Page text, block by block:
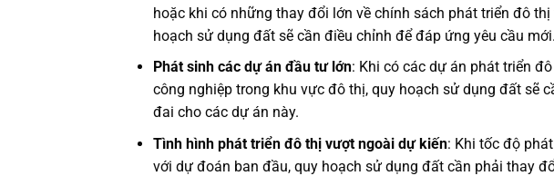
hoặc khi có những thay đổi lớn về chính sách phát triển đô
hoạch sử dụng đất sẽ cần điều chỉnh để đáp ứng yêu cầu mới.
Phát sinh các dự án đầu tư lớn: Khi có các dự án phát triển
công nghiệp trong khu vực đô thị, quy hoạch sử dụng đất sẽ
đai cho các dự án này.
Tình hình phát triển đô thị vượt ngoài dự kiến: Khi tốc độ
với dự đoán ban đầu, quy hoạch sử dụng đất cần phải thay